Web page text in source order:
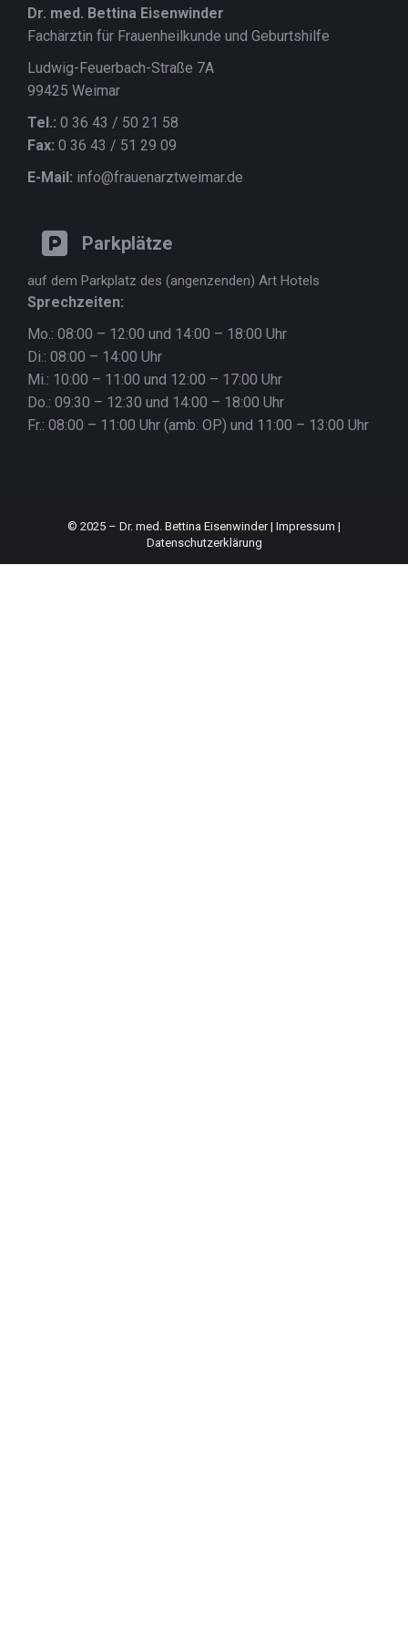
Dr. med. Bettina Eisenwinder
Fachärztin für Frauenheilkunde und Geburtshilfe
Ludwig-Feuerbach-Straße 7A
99425 Weimar
Tel.: 0 36 43 / 50 21 58
Fax: 0 36 43 / 51 29 09
E-Mail: info@frauenarztweimar.de
Parkplätze
auf dem Parkplatz des (angenzenden) Art Hotels
Sprechzeiten:
Mo.: 08:00 – 12:00 und 14:00 – 18:00 Uhr
Di.: 08:00 – 14:00 Uhr
Mi.: 10:00 – 11:00 und 12:00 – 17:00 Uhr
Do.: 09:30 – 12:30 und 14:00 – 18:00 Uhr
Fr.: 08:00 – 11:00 Uhr (amb. OP) und 11:00 – 13:00 Uhr
© 2025 – Dr. med. Bettina Eisenwinder | Impressum |
Datenschutzerklärung